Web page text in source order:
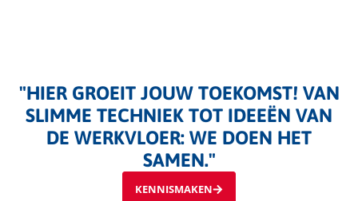
"HIER GROEIT JOUW TOEKOMST! VAN
SLIMME TECHNIEK TOT IDEEËN VAN
DE WERKVLOER: WE DOEN HET
SAMEN."​
KENNISMAKEN